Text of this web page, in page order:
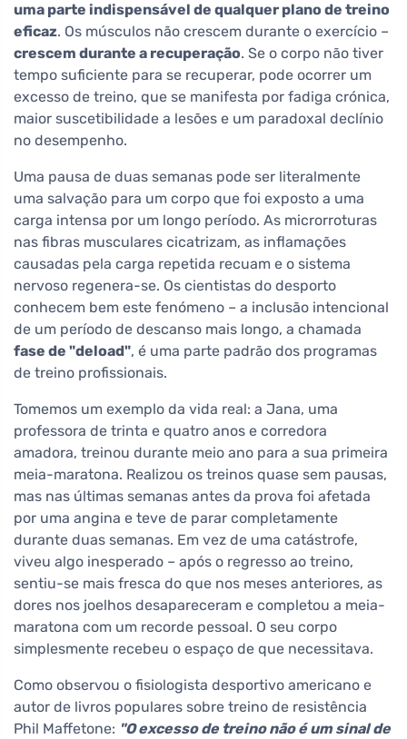
uma parte indispensável de qualquer plano de treino
eficaz. Os músculos não crescem durante o exercício –
crescem durante a recuperação. Se o corpo não tiver
tempo suficiente para se recuperar, pode ocorrer um
excesso de treino, que se manifesta por fadiga crónica,
maior suscetibilidade a lesões e um paradoxal declínio
no desempenho.
Uma pausa de duas semanas pode ser literalmente
uma salvação para um corpo que foi exposto a uma
carga intensa por um longo período. As microrroturas
nas fibras musculares cicatrizam, as inflamações
causadas pela carga repetida recuam e o sistema
nervoso regenera-se. Os cientistas do desporto
conhecem bem este fenómeno – a inclusão intencional
de um período de descanso mais longo, a chamada
fase de "deload", é uma parte padrão dos programas
de treino profissionais.
Tomemos um exemplo da vida real: a Jana, uma
professora de trinta e quatro anos e corredora
amadora, treinou durante meio ano para a sua primeira
meia-maratona. Realizou os treinos quase sem pausas,
mas nas últimas semanas antes da prova foi afetada
por uma angina e teve de parar completamente
durante duas semanas. Em vez de uma catástrofe,
viveu algo inesperado – após o regresso ao treino,
sentiu-se mais fresca do que nos meses anteriores, as
dores nos joelhos desapareceram e completou a meia-
maratona com um recorde pessoal. O seu corpo
simplesmente recebeu o espaço de que necessitava.
Como observou o fisiologista desportivo americano e
autor de livros populares sobre treino de resistência
Phil Maffetone: "O excesso de treino não é um sinal de